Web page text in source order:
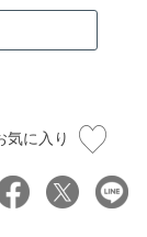
気に入り